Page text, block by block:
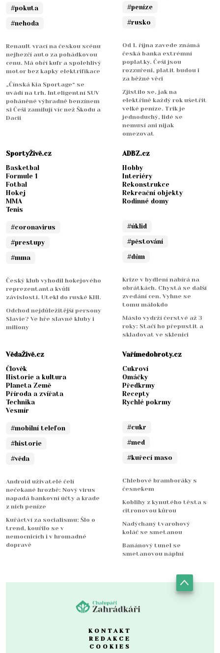
#pokuta
#nehoda
Renault vrací na českou scénu
nejhezčí auto za pohádkovou
cenu. Má obří kufr a spolehlivý
motor bez kapky elektrifikace
„Čínská Kia Sportage“ se
uvádí na trh. Inteligentní SUV
poháněné výhradně benzínem
si Češi zamilují víc než Škodu a
Dacii
#peníze
#rusko
Od 1. října zavede známá
česká banka extrémní
poplatky. Češi jsou
rozzuřeni, platit budou i
za běžné věci
Zjistilo se, jak na
elektřině každý rok ušetřit
velké peníze. Trik je
jednoduchý, lidé se
nemusí ani nijak
omezovat
SportyŽivě.cz
Basketbal
Formule 1
Fotbal
Hokej
MMA
Tenis
#coronavirus
#prestupy
#mma
Český klub vyhodil hokejového
reprezentanta kvůli
závislosti. Utekl do ruské KHL
Odchod nejdůležitější persony
Slavie? Ve hře slavné kluby i
miliony
ADBZ.cz
Hobby
Interiéry
Rekonstrukce
Rekreační objekty
Rodinné domy
#úklid
#pěstování
#dům
Krize v bydlení nabírá na
obrátkách. Chystá se další
zvedání cen. Vyhne se
tomu málokdo
Máslo vydrží čerstvé až 3
roky: Stačí ho přepustit a
skladovat ve sklenici
VědaŽivě.cz
Člověk
Historie a kultura
Planeta Země
Příroda a zvířata
Technika
Vesmír
#mobilní telefon
#historie
#věda
Android uživatelé čelí
nečekané hrozbě: Nový virus
napadá bankovní účty a krade
z nich peníze
Kuřáctví za socialismu: Šlo o
trend, kouřilo se v
nemocnicích i v hromadné
dopravě
Vařímedobroty.cz
Cukroví
Omáčky
Předkrmy
Recepty
Rychlé pokrmy
#cukr
#med
#kuřecí maso
Chlebové bramboráky s
česnekem
Koblihy z kynutého těsta s
citronovou kůrou
Nadýchaný tvarohový
koláč se smetanou
Banánový tunel se
smetanovou náplní
KONTAKT
REDAKCE
COOKIES